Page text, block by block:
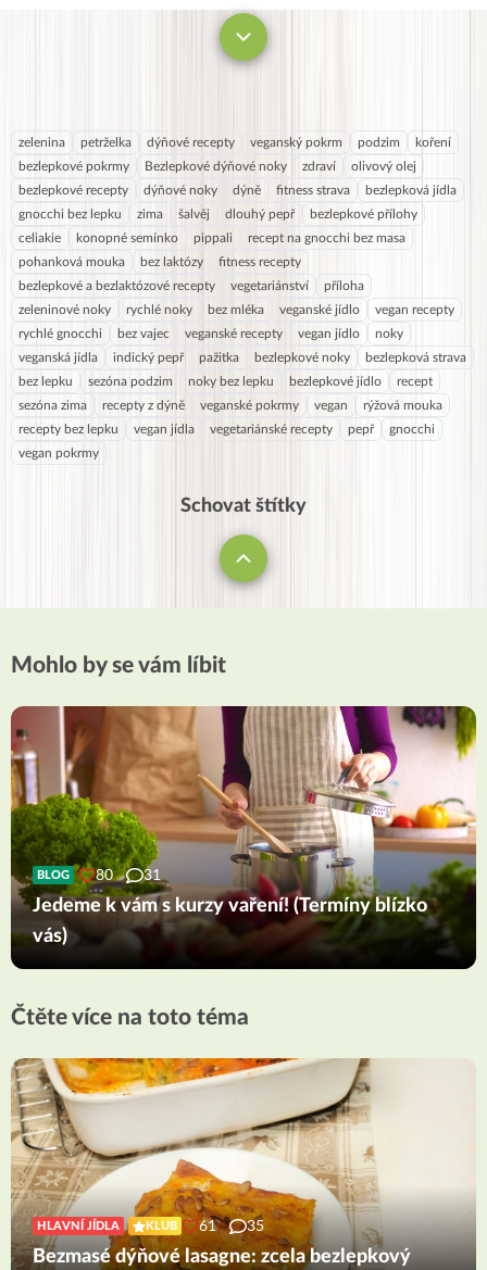
zelenina petrželka dýňové recepty veganský pokrm podzim
koření
bezlepkové pokrmy
Bezlepkové dýňové noky zdraví
olivový olej
bezlepkové recepty
dýňové noky dýně fitness strava
bezlepková jídla
gnocchi bez lepku
zima šalvěj dlouhý pepř
bezlepkové přílohy
celiakie
konopné semínko pippali
recept na gnocchi bez masa
pohanková mouka
bez laktózy
fitness recepty
bezlepkové a bezlaktózové recepty
vegetariánství
příloha
zeleninové noky
rychlé noky bez mléka veganské jídlo
vegan recepty
rychlé gnocchi
bez vajec veganské recepty vegan jídlo
noky
veganská jídla
indický pepř pažitka bezlepkové noky
bezlepková strava
bez lepku
sezóna podzim noky bez lepku bezlepkové jídlo
recept
sezóna zima
recepty z dýně veganské pokrmy vegan
rýžová mouka
recepty bez lepku
vegan jídla vegetariánské recepty pepř
gnocchi
vegan pokrmy
Schovat štítky
Mohlo by se vám líbit
BLOG 80 31
Jedeme k vám s kurzy vaření! (Termíny blízko
vás)
Čtěte více na toto téma
HLAVNÍ JÍDLA KLUB 61 35
Bezmasé dýňové lasagne: zcela bezlepkový